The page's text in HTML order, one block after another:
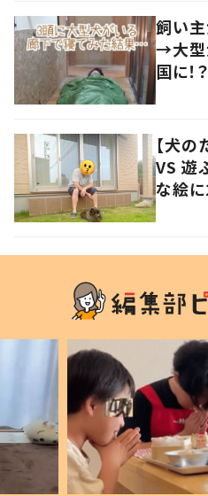
飼い
→大型
国に！
【犬
VS 遊
な絵に